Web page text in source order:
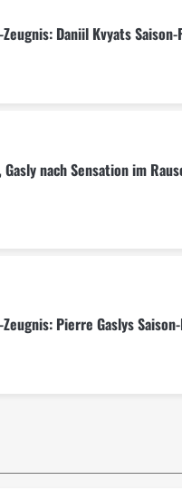
Daniil Kvyats Saison-
Gasly nach Sensation im
Pierre Gaslys